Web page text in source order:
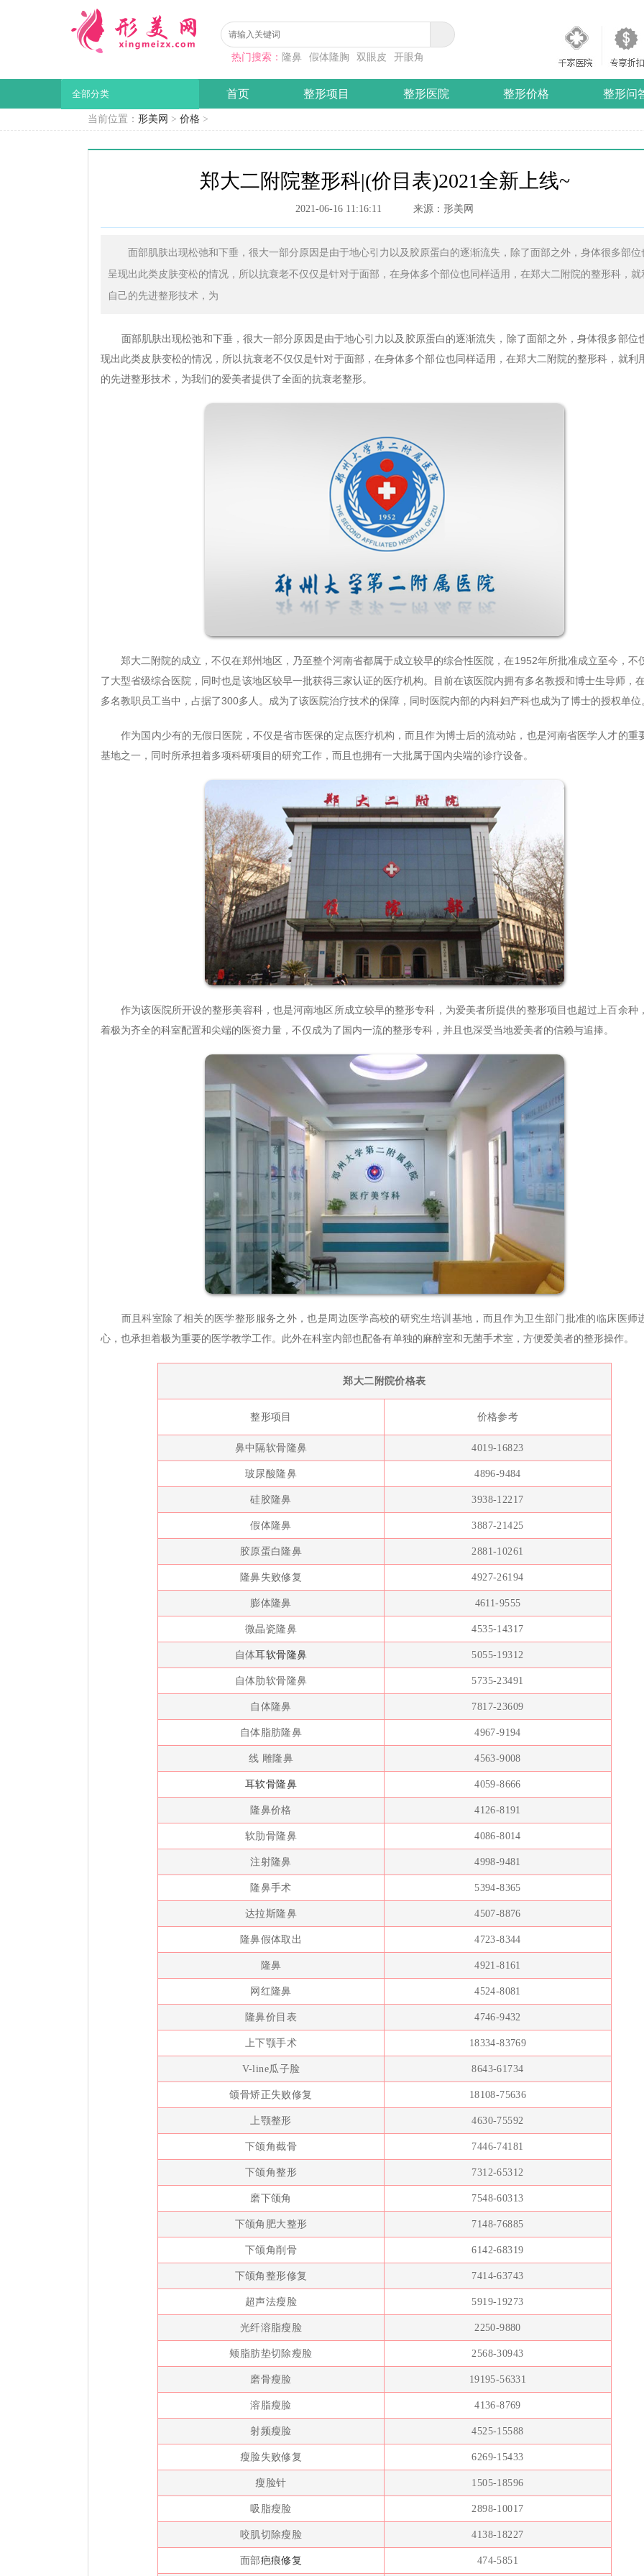
热门搜索： 隆鼻 假体隆胸 双眼皮 开眼角
首页 整形项目 整形医院 整形价格 整形问
全部分类
当前位置： 形美网 > 价格 >
郑大二附院整形科|(价目表)2021全新上线~
2021-06-16 11:16:11 来源：形美网
面部肌肤出现松弛和下垂，很大一部分原因是由于地心引力以及胶原蛋白的逐渐流失，除了面部之外，身体很多部位
呈现出此类皮肤变松的情况，所以抗衰老不仅仅是针对于面部，在身体多个部位也同样适用，在郑大二附院的整形科，就
自己的先进整形技术，为
面部肌肤出现松弛和下垂，很大一部分原因是由于地心引力以及胶原蛋白的逐渐流失，除了面部之外，身体很多部位
现出此类皮肤变松的情况，所以抗衰老不仅仅是针对于面部，在身体多个部位也同样适用，在郑大二附院的整形科，就利
的先进整形技术，为我们的爱美者提供了全面的抗衰老整形。
郑大二附院的成立，不仅在郑州地区，乃至整个河南省都属于成立较早的综合性医院，在1952年所批准成立至今，不
了大型省级综合医院，同时也是该地区较早一批获得三家认证的医疗机构。目前在该医院内拥有多名教授和博士生导师，
多名教职员工当中，占据了300多人。成为了该医院治疗技术的保障，同时医院内部的内科妇产科也成为了博士的授权单位
作为国内少有的无假日医院，不仅是省市医保的定点医疗机构，而且作为博士后的流动站，也是河南省医学人才的重
基地之一，同时所承担着多项科研项目的研究工作，而且也拥有一大批属于国内尖端的诊疗设备。
作为该医院所开设的整形美容科，也是河南地区所成立较早的整形专科，为爱美者所提供的整形项目也超过上百余种
着极为齐全的科室配置和尖端的医资力量，不仅成为了国内一流的整形专科，并且也深受当地爱美者的信赖与追捧。
而且科室除了相关的医学整形服务之外，也是周边医学高校的研究生培训基地，而且作为卫生部门批准的临床医师
心，也承担着极为重要的医学教学工作。此外在科室内部也配备有单独的麻醉室和无菌手术室，方便爱美者的整形操作。
郑大二附院价格表
整形项目 价格参考
鼻中隔软骨隆鼻 4019-16823
玻尿酸隆鼻 4896-9484
硅胶隆鼻 3938-12217
假体隆鼻 3887-21425
胶原蛋白隆鼻 2881-10261
隆鼻失败修复 4927-26194
膨体隆鼻 4611-9555
微晶瓷隆鼻 4535-14317
自体耳软骨隆鼻 5055-19312
自体肋软骨隆鼻 5735-23491
自体隆鼻 7817-23609
自体脂肪隆鼻 4967-9194
线 雕隆鼻 4563-9008
耳软骨隆鼻 4059-8666
隆鼻价格 4126-8191
软肋骨隆鼻 4086-8014
注射隆鼻 4998-9481
隆鼻手术 5394-8365
达拉斯隆鼻 4507-8876
隆鼻假体取出 4723-8344
隆鼻 4921-8161
网红隆鼻 4524-8081
隆鼻价目表 4746-9432
上下颚手术 18334-83769
V-line瓜子脸 8643-61734
颌骨矫正失败修复 18108-75636
上颚整形 4630-75592
下颌角截骨 7446-74181
下颌角整形 7312-65312
磨下颌角 7548-60313
下颌角肥大整形 7148-76885
下颌角削骨 6142-68319
下颌角整形修复 7414-63743
超声法瘦脸 5919-19273
光纤溶脂瘦脸 2250-9880
颊脂肪垫切除瘦脸 2568-30943
磨骨瘦脸 19195-56331
溶脂瘦脸 4136-8769
射频瘦脸 4525-15588
瘦脸失败修复 6269-15433
瘦脸针 1505-18596
吸脂瘦脸 2898-10017
咬肌切除瘦脸 4138-18227
面部疤痕修复 474-5851